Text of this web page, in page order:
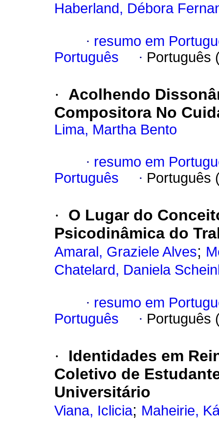
Haberland, Débora
· resumo em
Português
· Português
·
Acolhendo
Compositora No
Lima, Martha Bento
· resumo em
Português
· Português
·
O Lugar do
Psicodinâmica do
Amaral, Graziele Alves;
Chatelard, Daniela
· resumo em
Português
· Português
·
Identidades em
Coletivo de
Universitário
Viana, Iclicia; Maheirie,